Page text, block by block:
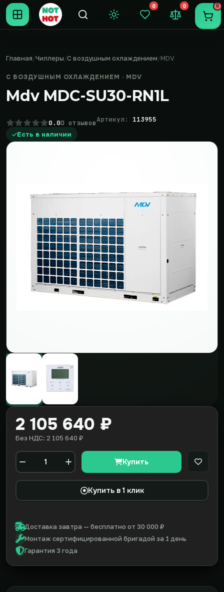
Темная тема
0
Закладки (0)
0
Сравнение
0
Главная Чиллеры С воздушным охлаждением MDV
С ВОЗДУШНЫМ ОХЛАЖДЕНИЕМ · MDV
Mdv MDC-SU30-RN1L
0.00 отзывовАртикул: 113955
Есть в наличии
2 105 640 ₽
Без НДС: 2 105 640 ₽
Количество
Купить В
Купить в 1 клик
Доставка завтра — бесплатно от 30 000 ₽
Монтаж сертифицированной бригадой за 1 день
Гарантия 3 года